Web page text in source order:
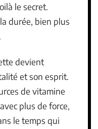
le secret.
durée, bien plus
devient
et son esprit.
de vitamine
plus de force,
le temps qui